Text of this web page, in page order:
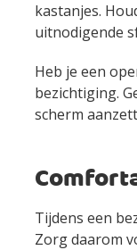
kastanjes.
uitnodigende
Heb je een
bezichtiging.
scherm
Tijdens een
Zorg daarom